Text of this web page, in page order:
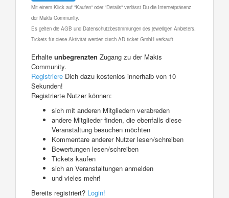
Mit einem Klick auf "Kaufen" oder "Details" verlässt Du die Internetpräsenz
der Makis Community.
Es gelten die AGB und Datenschutzbestimmungen des jeweiligen Anbieters.
Tickets für diese Aktivität werden durch AD ticket GmbH verkauft.
Erhalte unbegrenzten Zugang zu der Makis
Community.
Registriere Dich dazu kostenlos innerhalb von 10
Sekunden!
Registrierte Nutzer können:
sich mit anderen Mitgliedern verabreden
andere Mitglieder finden, die ebenfalls diese
Veranstaltung besuchen möchten
Kommentare anderer Nutzer lesen/schreiben
Bewertungen lesen/schreiben
Tickets kaufen
sich an Veranstaltungen anmelden
und vieles mehr!
Bereits registriert? Login!